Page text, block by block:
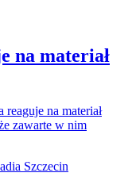
na materiał
na materiał
zawarte w nim